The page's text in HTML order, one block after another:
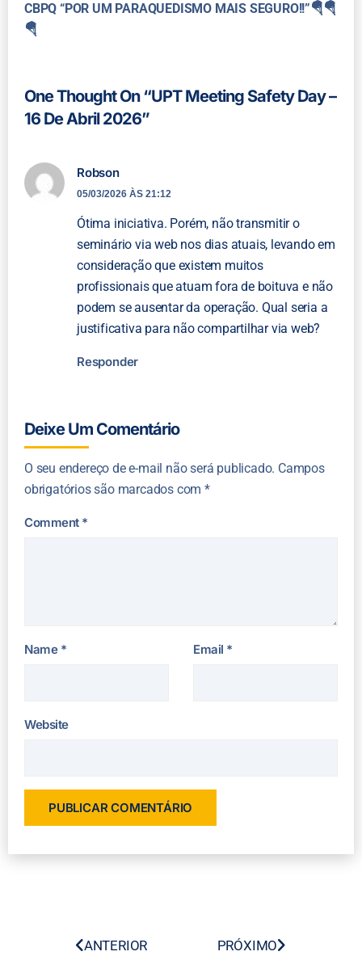
CBPQ “POR UM PARAQUEDISMO MAIS SEGURO!!”🪂🪂
🪂
One Thought On “UPT Meeting Safety Day –
16 De Abril 2026”
Robson
05/03/2026 ÀS 21:12
Ótima iniciativa. Porém, não transmitir o
seminário via web nos dias atuais, levando em
consideração que existem muitos
profissionais que atuam fora de boituva e não
podem se ausentar da operação. Qual seria a
justificativa para não compartilhar via web?
Responder
Deixe Um Comentário
O seu endereço de e-mail não será publicado. Campos
obrigatórios são marcados com*
Comment *
Name * Email *
Website
ANTERIOR PRÓXIMO